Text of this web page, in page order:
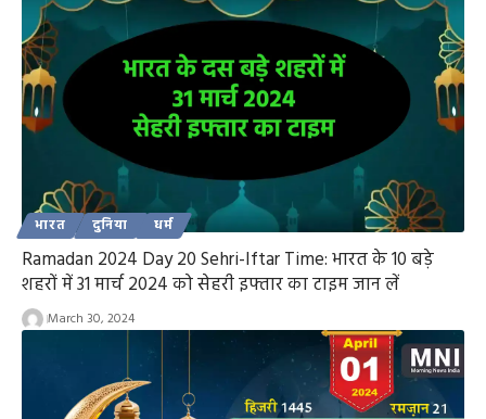
भारत दुनिया धर्म
Ramadan 2024 Day 20 Sehri-Iftar Time: भारत के 10 बड़े
शहरों में 31 मार्च 2024 को सेहरी इफ्तार का टाइम जान लें
March 30, 2024